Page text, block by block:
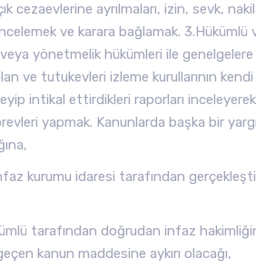
cezaevlerine ayrılmaları, izin, sevk,
ve karara bağlamak. 3.Hükümlü
yönetmelik hükümleri ile genelgelere
ve tutukevleri izleme kurullarının
intikal ettirdikleri raporları
yapmak. Kanunlarda başka bir yargı
kurumu idaresi tarafından
tarafından doğrudan infaz
kanun maddesine aykırı olacağı,